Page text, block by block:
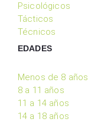
Psicológicos
Tácticos
Técnicos
EDADES
Menos de 8 años
8 a 11 años
11 a 14 años
14 a 18 años